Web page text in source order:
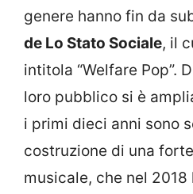
genere hanno fin da
de Lo Stato Sociale, il
intitola “Welfare Pop”.
loro pubblico si è
i primi dieci anni sono
costruzione di una
musicale, che nel